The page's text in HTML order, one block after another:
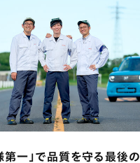
第一」で品質を守る最後の